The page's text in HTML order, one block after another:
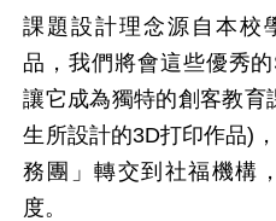
課題設計理念源自本校
品，我們將會這些優秀
讓它成為獨特的創客教育
生所設計的3D打印作品)
務團」轉交到社福機構
度。